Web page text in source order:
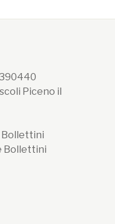
Piceno il
Bollettini
Bollettini